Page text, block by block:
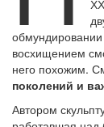
восхищением
него похожим.
поколений и
Автором